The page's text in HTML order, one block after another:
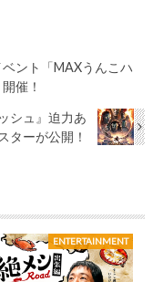
ント「MAXうんこハ
催！
シュ』迫力あ
ターが公開！
ENTERTAINMENT